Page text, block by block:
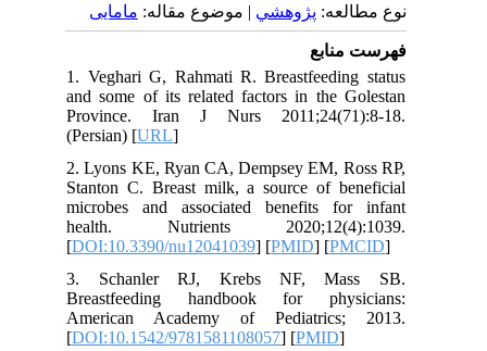
نوع مطالعه:پژوهشي| موضوع مقاله:مامایی
فهرست منابع
1. Veghari G, Rahmati R. Breastfeeding status
and some of its related factors in the Golestan
Province. Iran J Nurs 2011;24(71):8-18.
(Persian) [URL
2. Lyons KE, Ryan CA, Dempsey EM, Ross RP,
Stanton C. Breast milk, a source of beneficial
microbes and associated benefits for infant
health. Nutrients 2020;12(4):1039.
[DOI:10.3390/nu12041039] [PMID] [PMCID
3. Schanler RJ, Krebs NF, Mass SB.
Breastfeeding handbook for physicians:
American Academy of Pediatrics; 2013.
[DOI:10.1542/9781581108057] [PMID